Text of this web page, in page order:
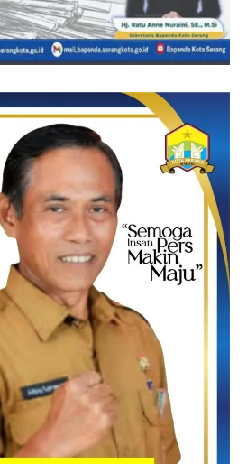
mengucapkan selamat atas
Ops, Kabagren, Kasat Lantas,
Kota Agung dan Cukuh Balak.
yang telah dilaksanakan oleh pejabat
secara dinamis dan
yang ada sebaiknya dapat dijadikan
bagi keberhasilan tugas.
melaksanakan semua tugas dan
serta mendukung tercipatanya
yang bersinar (Bersih, Resposible,
tegasnya.
Kompol Samsuri sebelumnya
Lampung, pejabat lama AKP